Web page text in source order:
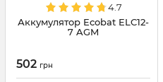
4.7
Аккумулятор Ecobat ELC12-
7 AGM
502 грн